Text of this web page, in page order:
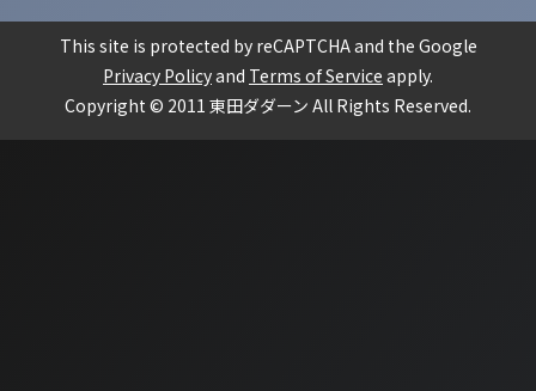
This site is protected by reCAPTCHA and the Google
Privacy Policyand Terms of Service apply.
Copyright © 2011 東田ダダーン All Rights Reserved.